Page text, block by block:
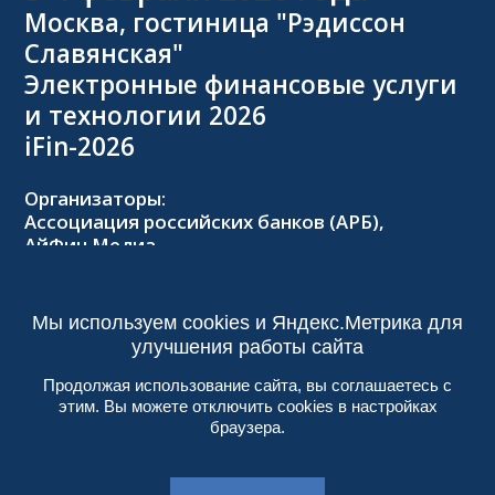
Москва, гостиница "Рэдиссон
Славянская"
Электронные финансовые услуги
и технологии 2026
iFin-2026
Организаторы:
Ассоциация российских банков (АРБ),
АйФин Медиа
Тел.: +7 (495) 229-8502, 2026@forumifin.ru
© 2013-2024, ООО «АйФин Медиа»
Пользовательское соглашение
Мы используем cookies и Яндекс.Метрика для
улучшения работы сайта
Продолжая использование сайта, вы соглашаетесь с
этим. Вы можете отключить cookies в настройках
браузера.